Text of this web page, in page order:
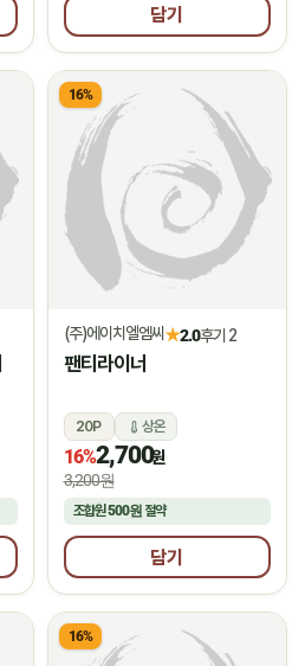
담기
16%
(주)에이치엘엠씨★2.0후기 2
팬티라이너
20P 상온
16%2,700원
3,200원
조합원500원절약
담기
16%